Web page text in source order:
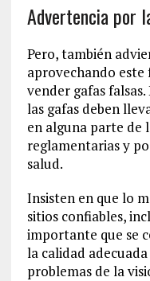
Advertencia por
Pero, también
aprovechando
vender gafas
las gafas deben
en alguna parte de
reglamentarias y
salud.
Insisten en que lo
sitios confiables,
importante que se
la calidad
problemas de la